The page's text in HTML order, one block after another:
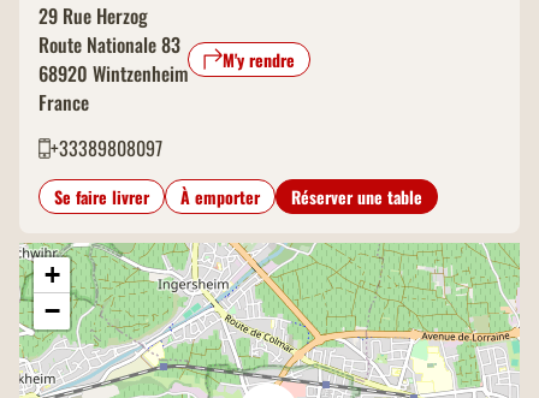
29 Rue Herzog
Route Nationale 83
68920 Wintzenheim
France
M'y rendre
+33389808097
Se faire livrer À emporter Réserver une table
+
−